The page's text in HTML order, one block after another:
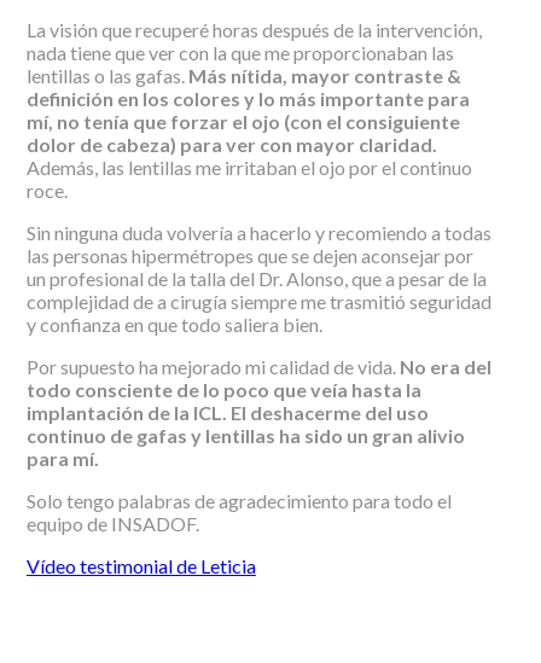
La visión que recuperé horas después de la intervención,
nada tiene que ver con la que me proporcionaban las
lentillas o las gafas. Más nítida, mayor contraste &
definición en los colores y lo más importante para
mí, no tenía que forzar el ojo (con el consiguiente
dolor de cabeza) para ver con mayor claridad.
Además, las lentillas me irritaban el ojo por el continuo
roce.
Sin ninguna duda volvería a hacerlo y recomiendo a todas
las personas hipermétropes que se dejen aconsejar por
un profesional de la talla del Dr. Alonso, que a pesar de la
complejidad de a cirugía siempre me trasmitió seguridad
y confianza en que todo saliera bien.
Por supuesto ha mejorado mi calidad de vida. No era del
todo consciente de lo poco que veía hasta la
implantación de la ICL. El deshacerme del uso
continuo de gafas y lentillas ha sido un gran alivio
para mí.
Solo tengo palabras de agradecimiento para todo el
equipo de INSADOF.
Vídeo testimonial de Leticia